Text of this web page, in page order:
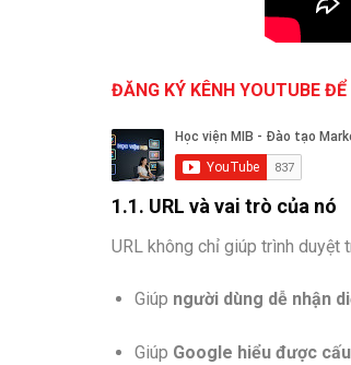
ĐĂNG KÝ KÊNH YOUTUBE
1.1. URL và vai trò của nó
URL không chỉ giúp trình duyệt
Giúp người dùng dễ nhận
Giúp Google hiểu được